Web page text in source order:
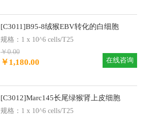
[C3011]B95-8绒猴EBV转化的白细胞
规格：1 x 10^6 cells/T25
￥0.00
￥1,180.00 在线咨询
[C3012]Marc145长尾绿猴肾上皮细胞
规格：1 x 10^6 cells/T25